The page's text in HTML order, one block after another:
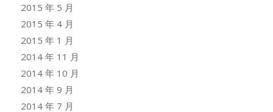
2015 年 5 月
2015 年 4 月
2015 年 1 月
2014 年 11 月
2014 年 10 月
2014 年 9 月
2014 年 7 月